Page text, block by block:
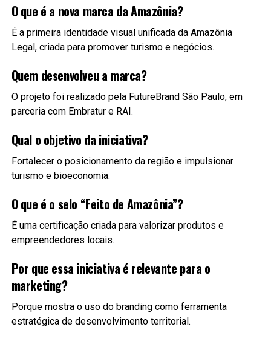
O que é a nova marca da Amazônia?
É a primeira identidade visual unificada da Amazônia
Legal, criada para promover turismo e negócios.
Quem desenvolveu a marca?
O projeto foi realizado pela FutureBrand São Paulo, em
parceria com Embratur e RAI.
Qual o objetivo da iniciativa?
Fortalecer o posicionamento da região e impulsionar
turismo e bioeconomia.
O que é o selo “Feito de Amazônia”?
É uma certificação criada para valorizar produtos e
empreendedores locais.
Por que essa iniciativa é relevante para o
marketing?
Porque mostra o uso do branding como ferramenta
estratégica de desenvolvimento territorial.